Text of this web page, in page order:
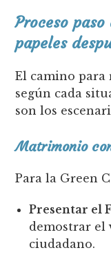
Proceso
papeles
El camino para
según cada
son los
Matrimonio
Para la Green
Presentar el
demostrar el
ciudadano.